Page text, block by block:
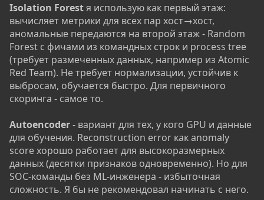
Isolation Forestя использую как первый этаж:
вычисляет метрики для всех пар хост→хост,
аномальные передаются на второй этаж - Random
Forest с фичами из командных строк и process tree
(требует размеченных данных, например из Atomic
Red Team). Не требует нормализации, устойчив к
выбросам, обучается быстро. Для первичного
скоринга - самое то.
Autoencoder- вариант для тех, у кого GPU и данные
для обучения. Reconstruction error как anomaly
score хорошо работает для высокоразмерных
данных (десятки признаков одновременно). Но для
SOC-команды без ML-инженера - избыточная
сложность. Я бы не рекомендовал начинать с него.